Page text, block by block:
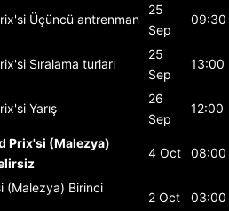
Üçüncü antrenman
25
Sep
09:30
Sıralama turları
25
Sep
13:00
Yarış
26
Sep
12:00
Prix'si (Malezya)
4 Oct 08:00
(Malezya) Birinci
2 Oct 03:00